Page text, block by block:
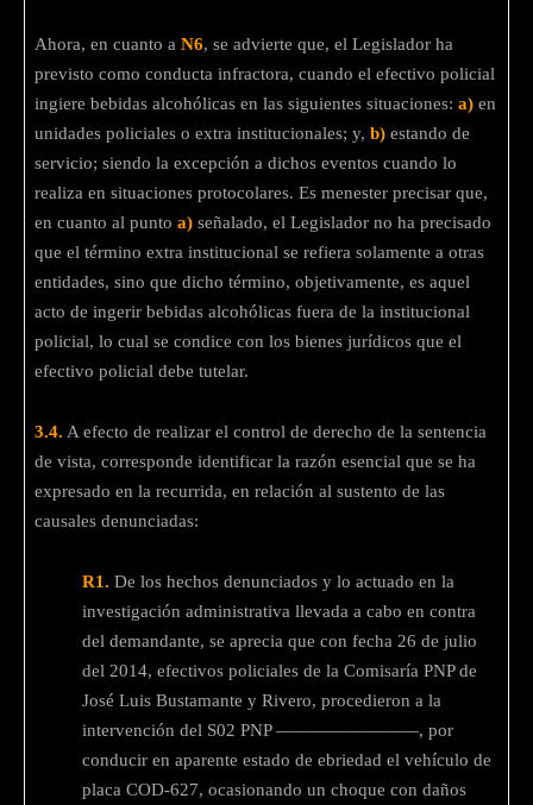
Ahora, en cuanto a N6, se advierte que, el Legislador ha
previsto como conducta infractora, cuando el efectivo policial
ingiere bebidas alcohólicas en las siguientes situaciones: a) en
unidades policiales o extra institucionales; y, b) estando de
servicio; siendo la excepción a dichos eventos cuando lo
realiza en situaciones protocolares. Es menester precisar que,
en cuanto al punto a) señalado, el Legislador no ha precisado
que el término extra institucional se refiera solamente a otras
entidades, sino que dicho término, objetivamente, es aquel
acto de ingerir bebidas alcohólicas fuera de la institucional
policial, lo cual se condice con los bienes jurídicos que el
efectivo policial debe tutelar.
3.4. A efecto de realizar el control de derecho de la sentencia
de vista, corresponde identificar la razón esencial que se ha
expresado en la recurrida, en relación al sustento de las
causales denunciadas:
R1. De los hechos denunciados y lo actuado en la
investigación administrativa llevada a cabo en contra
del demandante, se aprecia que con fecha 26 de julio
del 2014, efectivos policiales de la Comisaría PNP de
José Luis Bustamante y Rivero, procedieron a la
intervención del S02 PNP ————————, por
conducir en aparente estado de ebriedad el vehículo de
placa COD-627, ocasionando un choque con daños